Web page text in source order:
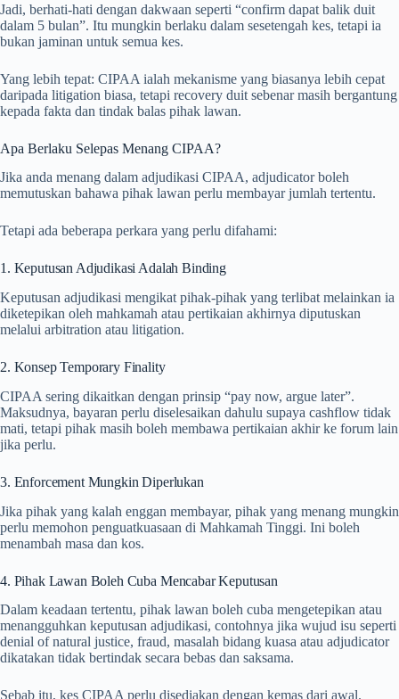
Jadi, berhati-hati dengan dakwaan seperti “confirm dapat balik duit
dalam 5 bulan”. Itu mungkin berlaku dalam sesetengah kes, tetapi ia
bukan jaminan untuk semua kes.
Yang lebih tepat: CIPAA ialah mekanisme yang biasanya lebih cepat
daripada litigation biasa, tetapi recovery duit sebenar masih bergantung
kepada fakta dan tindak balas pihak lawan.
Apa Berlaku Selepas Menang CIPAA?
Jika anda menang dalam adjudikasi CIPAA, adjudicator boleh
memutuskan bahawa pihak lawan perlu membayar jumlah tertentu.
Tetapi ada beberapa perkara yang perlu difahami:
1. Keputusan Adjudikasi Adalah Binding
Keputusan adjudikasi mengikat pihak-pihak yang terlibat melainkan ia
diketepikan oleh mahkamah atau pertikaian akhirnya diputuskan
melalui arbitration atau litigation.
2. Konsep Temporary Finality
CIPAA sering dikaitkan dengan prinsip “pay now, argue later”.
Maksudnya, bayaran perlu diselesaikan dahulu supaya cashflow tidak
mati, tetapi pihak masih boleh membawa pertikaian akhir ke forum lain
jika perlu.
3. Enforcement Mungkin Diperlukan
Jika pihak yang kalah enggan membayar, pihak yang menang mungkin
perlu memohon penguatkuasaan di Mahkamah Tinggi. Ini boleh
menambah masa dan kos.
4. Pihak Lawan Boleh Cuba Mencabar Keputusan
Dalam keadaan tertentu, pihak lawan boleh cuba mengetepikan atau
menangguhkan keputusan adjudikasi, contohnya jika wujud isu seperti
denial of natural justice, fraud, masalah bidang kuasa atau adjudicator
dikatakan tidak bertindak secara bebas dan saksama.
Sebab itu, kes CIPAA perlu disediakan dengan kemas dari awal.